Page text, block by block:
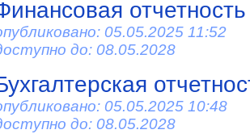
05.05.2025 11:52
до: 08.05.2028
05.05.2025 10:48
до: 08.05.2028